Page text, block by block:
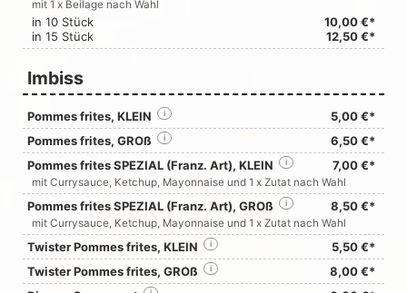
mit 1 x Beilage nach Wahl
in 10 Stück
10,00 €*
in 15 Stück
12,50 €*
Imbiss
Pommes frites, KLEIN 5,00 €*
i
Pommes frites, GROß 6,50 €*
i
Pommes frites SPEZIAL (Franz. Art), KLEIN 7,00 €*
i
mit Currysauce, Ketchup, Mayonnaise und 1 x Zutat nach Wahl
Pommes frites SPEZIAL (Franz. Art), GROß 8,50 €*
i
mit Currysauce, Ketchup, Mayonnaise und 1 x Zutat nach Wahl
Twister Pommes frites, KLEIN 5,50 €*
i
Twister Pommes frites, GROß 8,00 €*
i